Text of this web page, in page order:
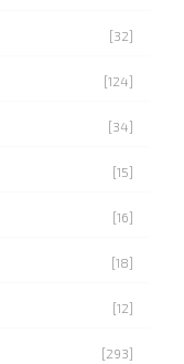
[32]
[124]
[34]
[15]
[16]
[18]
[12]
[293]